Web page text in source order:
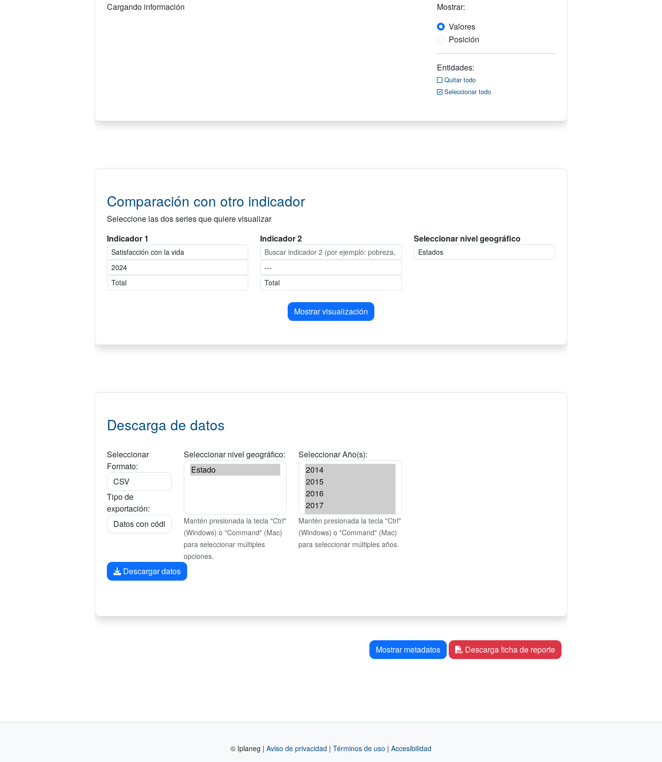
Cargando información
Mostrar:
Valores
Posición
Entidades:
Quitar todo
Seleccionar todo
Comparación con otro indicador
Seleccione las dos series que quiere visualizar
Indicador 1
Indicador 2 Seleccionar nivel geográfico
Mostrar visualización
Descarga de datos
Seleccionar
Formato:
Tipo de
exportación:
Seleccionar nivel geográfico:
Mantén presionada la tecla "Ctrl"
(Windows) o "Command" (Mac)
para seleccionar múltiples
opciones.
Seleccionar Año(s):
Mantén presionada la tecla "Ctrl"
(Windows) o "Command" (Mac)
para seleccionar múltiples años.
Descargar datos
Mostrar metadatos Descarga ficha de reporte
© Iplaneg | Aviso de privacidad | Términos de uso | Accesibilidad